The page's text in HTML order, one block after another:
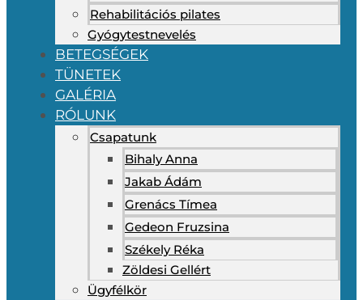
Rehabilitációs pilates
Gyógytestnevelés
BETEGSÉGEK
TÜNETEK
GALÉRIA
RÓLUNK
Csapatunk
Bihaly Anna
Jakab Ádám
Grenács Tímea
Gedeon Fruzsina
Székely Réka
Zöldesi Gellért
Ügyfélkör